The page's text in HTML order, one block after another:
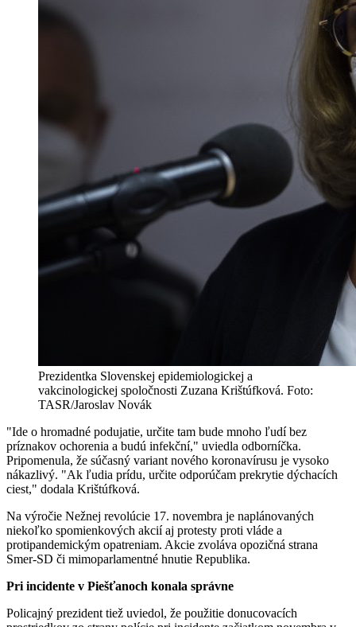
Prezidentka Slovenskej epidemiologickej a
vakcinologickej spoločnosti Zuzana Krištúfková. Foto:
TASR/Jaroslav Novák
"Ide o hromadné podujatie, určite tam bude mnoho ľudí bez
príznakov ochorenia a budú infekční," uviedla odborníčka.
Pripomenula, že súčasný variant nového koronavírusu je vysoko
nákazlivý. "Ak ľudia prídu, určite odporúčam prekrytie dýchacích
ciest," dodala Krištúfková.
Na výročie Nežnej revolúcie 17. novembra je naplánovaných
niekoľko spomienkových akcií aj protesty proti vláde a
protipandemickým opatreniam. Akcie zvoláva opozičná strana
Smer-SD či mimoparlamentné hnutie Republika.
Pri incidente v Piešťanoch konala správne
Policajný prezident tiež uviedol, že použitie donucovacích